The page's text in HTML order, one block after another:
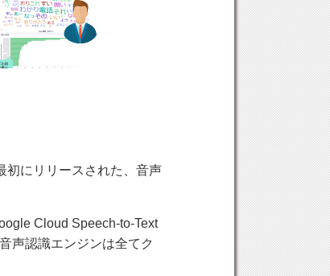
にリリースされた、音声
Cloud Speech-to-Text
声認識エンジンは全てク